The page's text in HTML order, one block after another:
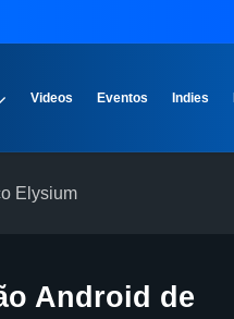
Videos Eventos Indies
Elysium
Android de